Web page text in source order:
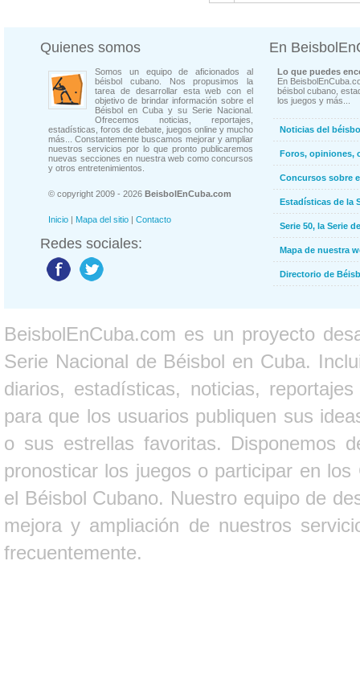
Quienes somos
Somos un equipo de aficionados al
béisbol cubano. Nos propusimos la
tarea de desarrollar esta web con el
objetivo de brindar información sobre el
Béisbol en Cuba y su Serie Nacional.
Ofrecemos noticias, reportajes,
estadísticas, foros de debate, juegos online y mucho
más... Constantemente buscamos mejorar y ampliar
nuestros servicios por lo que pronto publicaremos
nuevas secciones en nuestra web como concursos
y otros entretenimientos.
© copyright 2009 - 2026 BeisbolEnCuba.com
Inicio | Mapa del sitio | Contacto
Redes sociales:
En
Lo que puedes
En
béisbol cubano,
los juegos y más...
Noticias del
Foros, opiniones,
Concursos sobre
Estadísticas de la
Serie 50, la Serie
Mapa de nuestra
Directorio de
BeisbolEnCuba.com es un proyecto
Serie Nacional de Béisbol en Cuba.
diarios, estadísticas, noticias,
para que los usuarios publiquen sus
o sus estrellas favoritas. Disponemos
pronosticar los juegos o participar en
el Béisbol Cubano. Nuestro equipo de
mejora y ampliación de nuestros
frecuentemente.